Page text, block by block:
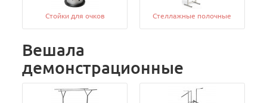
Стойки для очков Стеллажные полочные
Вешала
демонстрационные